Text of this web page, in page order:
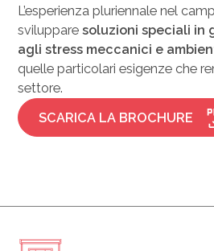
L’esperienza pluriennale nel
svilupparesoluzioni speciali in
agli stress meccanici e
quelle particolari esigenze che
settore.
SCARICA LA BROCHURE